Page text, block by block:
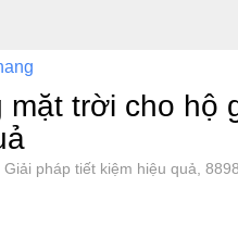
trời cho hộ
pháp tiết kiệm hiệu quả,